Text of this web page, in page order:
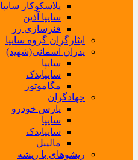
پلاسکوکار سایپا
سایپا آذین
فنرسازی زر
ایثارگران گروه سایپا
پدران آسمانی(شهید)
سایپا
سایپایدک
مگاموتور
جهادگران
پارس خودرو
سایپا
سایپایدک
مالیبل
ریشوهای با ریشه